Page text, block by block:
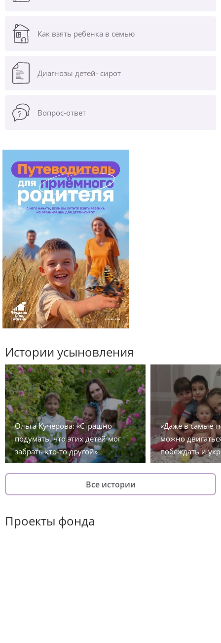
Как взять ребенка в семью
Диагнозы детей- сирот
Вопрос-ответ
Истории усыновления
Ольга Кучерова: «Страшно
подумать, что этих детей мог
забрать кто-то другой»
«Даже в самые
можно
побеждать и
Все истории
Проекты фонда